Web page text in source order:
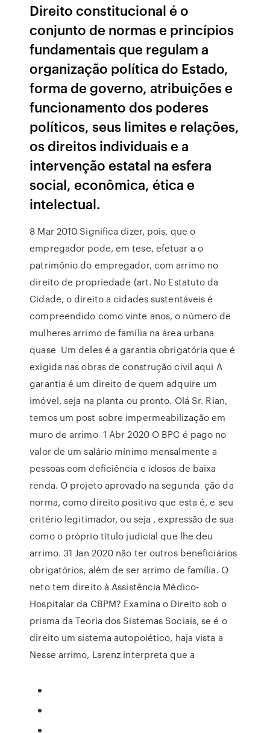
Direito constitucional é o
conjunto de normas e princípios
fundamentais que regulam a
organização política do Estado,
forma de governo, atribuições e
funcionamento dos poderes
políticos, seus limites e relações,
os direitos individuais e a
intervenção estatal na esfera
social, econômica, ética e
intelectual.
8 Mar 2010 Significa dizer, pois, que o
empregador pode, em tese, efetuar a o
patrimônio do empregador, com arrimo no
direito de propriedade (art. No Estatuto da
Cidade, o direito a cidades sustentáveis é
compreendido como vinte anos, o número de
mulheres arrimo de família na área urbana
quase Um deles é a garantia obrigatória que é
exigida nas obras de construção civil aqui A
garantia é um direito de quem adquire um
imóvel, seja na planta ou pronto. Olá Sr. Rian,
temos um post sobre impermeabilização em
muro de arrimo 1 Abr 2020 O BPC é pago no
valor de um salário mínimo mensalmente a
pessoas com deficiência e idosos de baixa
renda. O projeto aprovado na segunda ção da
norma, como direito positivo que esta é, e seu
critério legitimador, ou seja , expressão de sua
como o próprio título judicial que lhe deu
arrimo. 31 Jan 2020 não ter outros beneficiários
obrigatórios, além de ser arrimo de família. O
neto tem direito à Assistência Médico-
Hospitalar da CBPM? Examina o Direito sob o
prisma da Teoria dos Sistemas Sociais, se é o
direito um sistema autopoiético, haja vista a
Nesse arrimo, Larenz interpreta que a